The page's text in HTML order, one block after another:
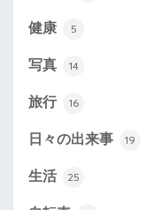
健康 5
写真 14
旅行 16
日々の出来事 19
生活 25